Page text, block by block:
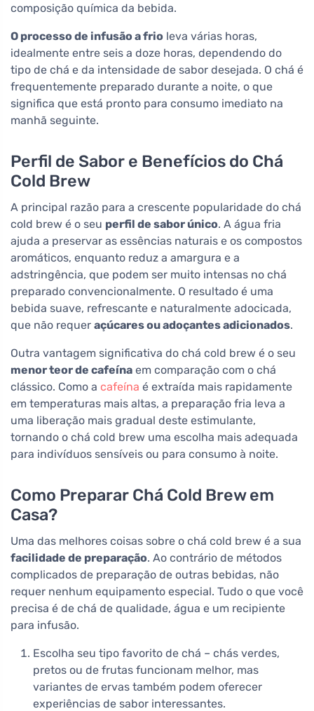
composição química da bebida.
O processo de infusão a frio leva várias horas,
idealmente entre seis a doze horas, dependendo do
tipo de chá e da intensidade de sabor desejada. O chá é
frequentemente preparado durante a noite, o que
significa que está pronto para consumo imediato na
manhã seguinte.
Perfil de Sabor e Benefícios do Chá
Cold Brew
A principal razão para a crescente popularidade do chá
cold brew é o seu perfil de sabor único. A água fria
ajuda a preservar as essências naturais e os compostos
aromáticos, enquanto reduz a amargura e a
adstringência, que podem ser muito intensas no chá
preparado convencionalmente. O resultado é uma
bebida suave, refrescante e naturalmente adocicada,
que não requer açúcares ou adoçantes adicionados.
Outra vantagem significativa do chá cold brew é o seu
menor teor de cafeína em comparação com o chá
clássico. Como a cafeína é extraída mais rapidamente
em temperaturas mais altas, a preparação fria leva a
uma liberação mais gradual deste estimulante,
tornando o chá cold brew uma escolha mais adequada
para indivíduos sensíveis ou para consumo à noite.
Como Preparar Chá Cold Brew em
Casa?
Uma das melhores coisas sobre o chá cold brew é a sua
facilidade de preparação. Ao contrário de métodos
complicados de preparação de outras bebidas, não
requer nenhum equipamento especial. Tudo o que você
precisa é de chá de qualidade, água e um recipiente
para infusão.
Escolha seu tipo favorito de chá – chás verdes,
pretos ou de frutas funcionam melhor, mas
variantes de ervas também podem oferecer
experiências de sabor interessantes.